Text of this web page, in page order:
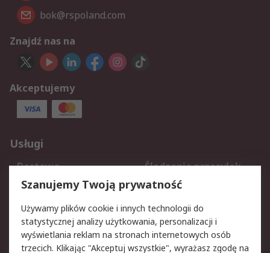
bok@rspoland.com
Znajdź nas na
Akceptujemy
Usługi
Dostawa
Śledzenie przesyłek
Reklamacje i zwroty
Rejestracja
Aspekty prawne
Szanujemy Twoją prywatność
Używamy plików cookie i innych technologii do
statystycznej analizy użytkowania, personalizacji i
wyświetlania reklam na stronach internetowych osób
trzecich. Klikając "Akceptuj wszystkie", wyrażasz zgodę na